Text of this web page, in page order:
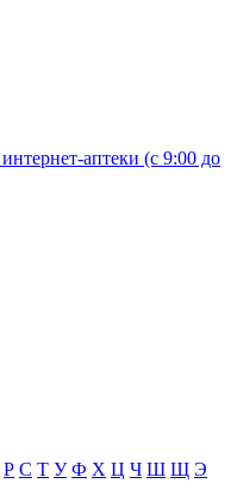
аптеки (с 9:00 до
Р С Т У Ф Х Ц Ч Ш Щ Э